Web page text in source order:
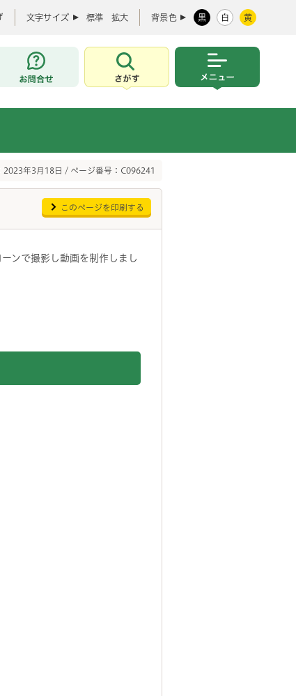
文字サイズ 標準 拡大 背景色 黒 白 黄
お問合せ
さがす
2023年3月18日 / ページ番号：C096241
このページを印刷する
ンで撮影し動画を制作しまし